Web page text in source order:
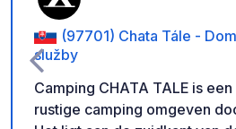
(97701) Chata Tále -
služby
Camping CHATA TALE is
rustige camping omgeven